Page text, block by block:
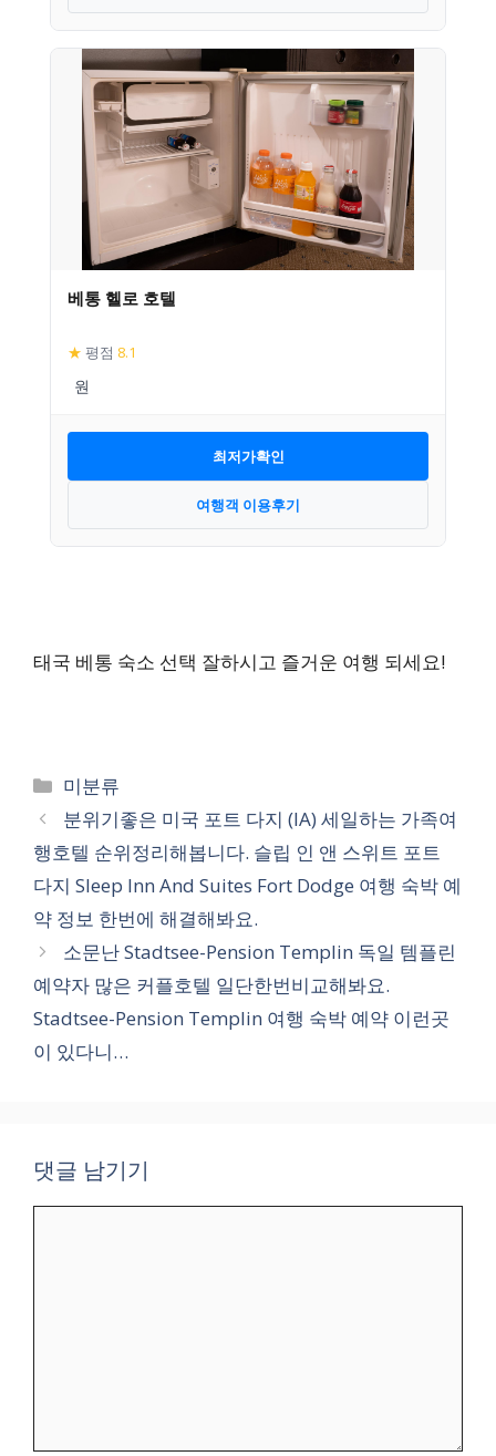
베통 헬로 호텔
★ 평점 8.1
최저가확인
여행객 이용후기
태국 베통 숙소 선택 잘하시고 즐거운 여행 되세요!
카
테
고
리
미분류
분위기좋은 미국 포트 다지 (IA) 세일하는 가족여
행호텔 순위정리해봅니다. 슬립 인 앤 스위트 포트
다지 Sleep Inn And Suites Fort Dodge 여행 숙박 예
약 정보 한번에 해결해봐요.
소문난 Stadtsee-Pension Templin 독일 템플린
예약자 많은 커플호텔 일단한번비교해봐요.
Stadtsee-Pension Templin 여행 숙박 예약 이런곳
이 있다니…
댓글 남기기